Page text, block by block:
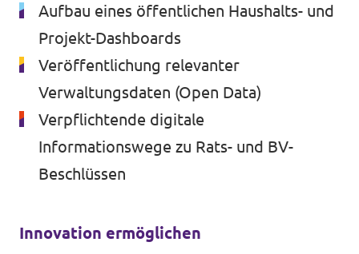
Aufbau eines öffentlichen Haushalts- und
Projekt-Dashboards
Veröffentlichung relevanter
Verwaltungsdaten (Open Data)
Verpflichtende digitale
Informationswege zu Rats- und BV-
Beschlüssen
Innovation ermöglichen